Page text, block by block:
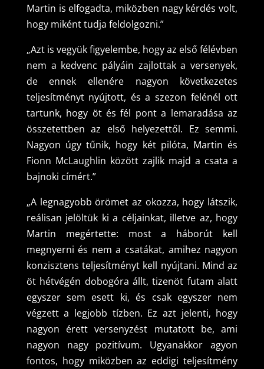
Martin is elfogadta, miközben nagy kérdés volt,
hogy miként tudja feldolgozni.”
„Azt is vegyük figyelembe, hogy az első félévben
nem a kedvenc pályáin zajlottak a versenyek,
de ennek ellenére nagyon következetes
teljesítményt nyújtott, és a szezon felénél ott
tartunk, hogy öt és fél pont a lemaradása az
összetettben az első helyezettől. Ez semmi.
Nagyon úgy tűnik, hogy két pilóta, Martin és
Fionn McLaughlin között zajlik majd a csata a
bajnoki címért.”
„A legnagyobb örömet az okozza, hogy látszik,
reálisan jelöltük ki a céljainkat, illetve az, hogy
Martin megértette: most a háborút kell
megnyerni és nem a csatákat, amihez nagyon
konzisztens teljesítményt kell nyújtani. Mind az
öt hétvégén dobogóra állt, tizenöt futam alatt
egyszer sem esett ki, és csak egyszer nem
végzett a legjobb tízben. Ez azt jelenti, hogy
nagyon érett versenyzést mutatott be, ami
nagyon nagy pozitívum. Ugyanakkor agyon
fontos, hogy miközben az eddigi teljesítmény